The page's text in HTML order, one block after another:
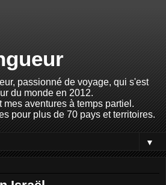
passionné de voyage, qui s'est
du monde en 2012.
aventures à temps partiel.
pour plus de 70 pays et territoires.
▼